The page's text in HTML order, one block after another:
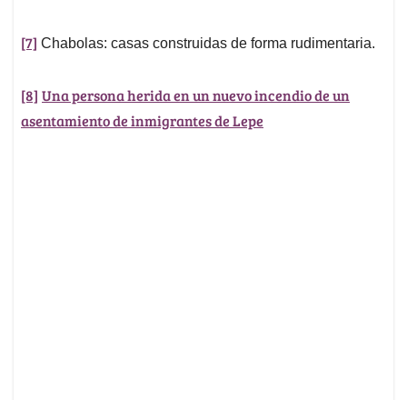
[7] Chabolas: casas construidas de forma rudimentaria.
[8] Una persona herida en un nuevo incendio de un
asentamiento de inmigrantes de Lepe